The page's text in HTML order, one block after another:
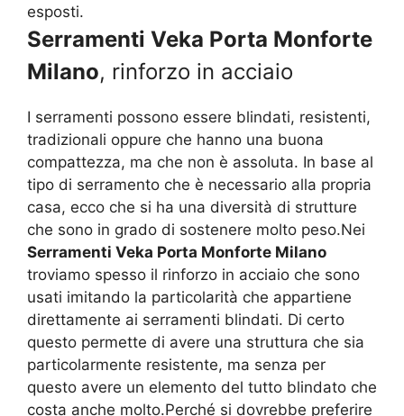
esposti.
Serramenti Veka Porta Monforte
Milano, rinforzo in acciaio
I serramenti possono essere blindati, resistenti,
tradizionali oppure che hanno una buona
compattezza, ma che non è assoluta. In base al
tipo di serramento che è necessario alla propria
casa, ecco che si ha una diversità di strutture
che sono in grado di sostenere molto peso.Nei
Serramenti Veka Porta Monforte Milano
troviamo spesso il rinforzo in acciaio che sono
usati imitando la particolarità che appartiene
direttamente ai serramenti blindati. Di certo
questo permette di avere una struttura che sia
particolarmente resistente, ma senza per
questo avere un elemento del tutto blindato che
costa anche molto.Perché si dovrebbe preferire